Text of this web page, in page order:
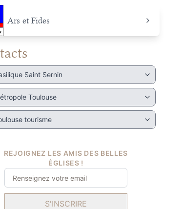
Ars et Fides
Saint Sernin
Toulouse
tourisme
REJOIGNEZ LES AMIS DES BELLES
ÉGLISES !
S'INSCRIRE